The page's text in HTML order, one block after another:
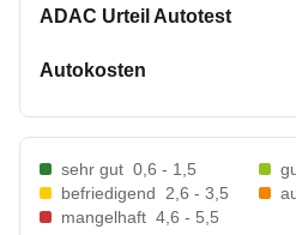
ADAC Urteil Autotest
Autokosten
sehr gut 0,6 - 1,5
befriedigend
2,6 - 3,5
mangelhaft 4,6 - 5,5